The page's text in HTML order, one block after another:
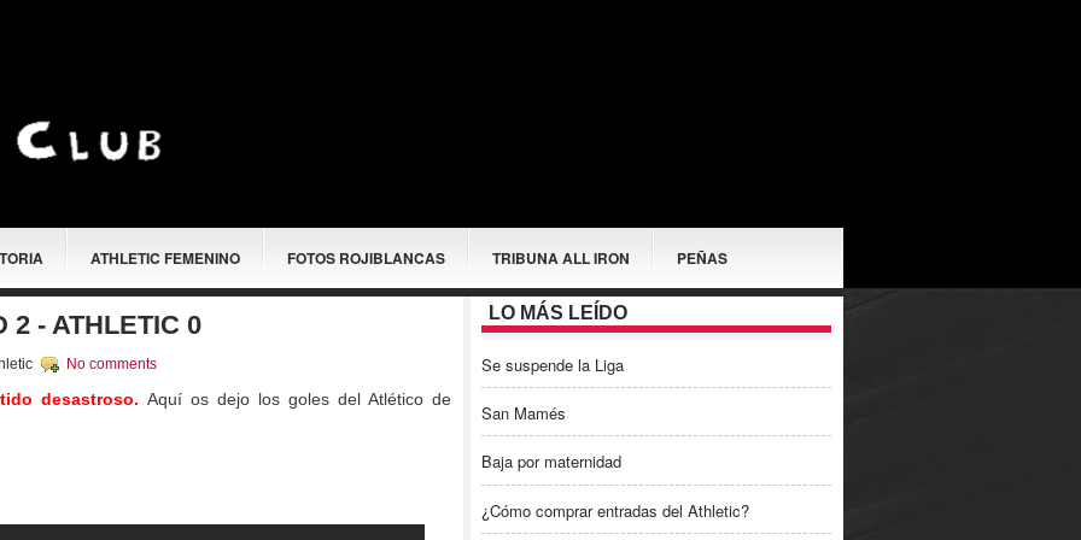
ATHLETIC FEMENINO FOTOS ROJIBLANCAS TRIBUNA ALL IRON PEÑAS
2 - ATHLETIC 0
No comments
desastroso. Aquí os dejo los goles del Atlético de
LO MÁS LEÍDO
Se suspende la Liga
San Mamés
Baja por maternidad
¿Cómo comprar entradas del Athletic?